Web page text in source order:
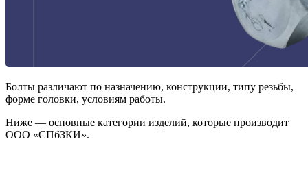
Болты различают по назначению, конструкции, типу резьбы,
форме головки, условиям работы.
Ниже — основные категории изделий, которые производит
ООО «СПбЗКИ».